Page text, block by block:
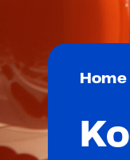
Für
Home